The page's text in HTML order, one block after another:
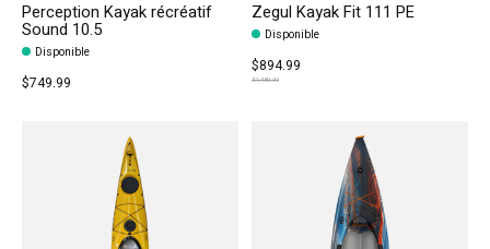
Perception Kayak récréatif
Sound 10.5
Disponible
$749.99
Zegul Kayak Fit 111 PE
Disponible
$894.99
$1,489.99